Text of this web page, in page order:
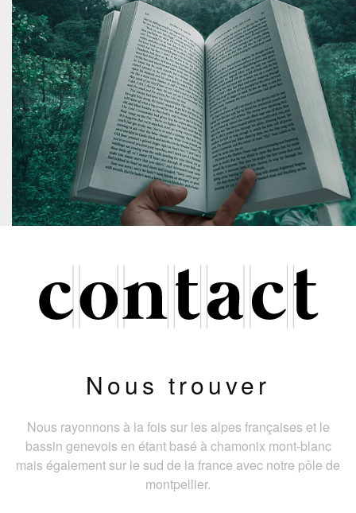
Nous trouver
Nous rayonnons à la fois sur les alpes françaises et le
bassin genevois en étant basé à chamonix mont-blanc
mais également sur le sud de la france avec notre pôle de
montpellier.